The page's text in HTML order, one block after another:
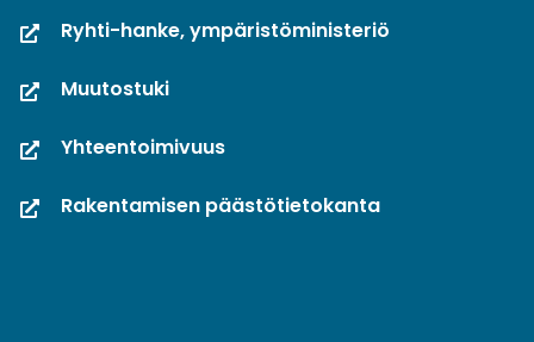
Ryhti-hanke, ympäristöministeriö
Muutostuki
Yhteentoimivuus
Rakentamisen päästötietokanta